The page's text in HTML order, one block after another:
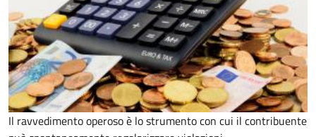
Il ravvedimento operoso è lo strumento con cui il contribuente